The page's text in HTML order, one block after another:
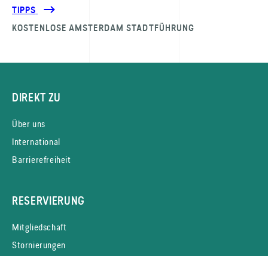
TIPPS
KOSTENLOSE AMSTERDAM STADTFÜHRUNG
DIREKT ZU
Über uns
International
Barrierefreiheit
RESERVIERUNG
Mitgliedschaft
Stornierungen